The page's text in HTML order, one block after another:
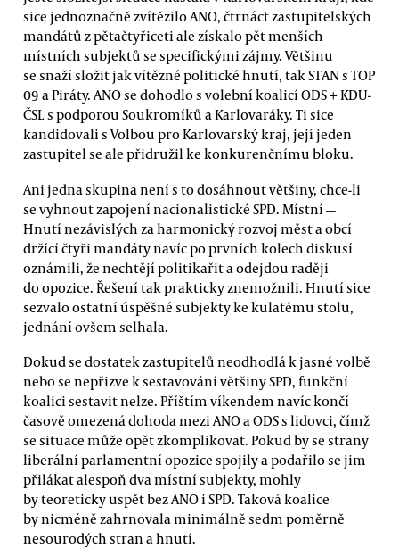
sice jednoznačně zvítězilo ANO, čtrnáct zastupitelských
mandátů z pětačtyřiceti ale získalo pět menších
místních subjektů se specifickými zájmy. Většinu
se snaží složit jak vítězné politické hnutí, tak STAN s TOP
09 a Piráty. ANO se dohodlo s volební koalicí ODS + KDU-
ČSL s podporou Soukromíků a Karlovaráky. Ti sice
kandidovali s Volbou pro Karlovarský kraj, její jeden
zastupitel se ale přidružil ke konkurenčnímu bloku.
Ani jedna skupina není s to dosáhnout většiny, chce-li
se vyhnout zapojení nacionalistické SPD. Místní —
Hnutí nezávislých za harmonický rozvoj měst a obcí
držící čtyři mandáty navíc po prvních kolech diskusí
oznámili, že nechtějí politikařit a odejdou raději
do opozice. Řešení tak prakticky znemožnili. Hnutí sice
sezvalo ostatní úspěšné subjekty ke kulatému stolu,
jednání ovšem selhala.
Dokud se dostatek zastupitelů neodhodlá k jasné volbě
nebo se nepřizve k sestavování většiny SPD, funkční
koalici sestavit nelze. Příštím víkendem navíc končí
časově omezená dohoda mezi ANO a ODS s lidovci, čímž
se situace může opět zkomplikovat. Pokud by se strany
liberální parlamentní opozice spojily a podařilo se jim
přilákat alespoň dva místní subjekty, mohly
by teoreticky uspět bez ANO i SPD. Taková koalice
by nicméně zahrnovala minimálně sedm poměrně
nesourodých stran a hnutí.